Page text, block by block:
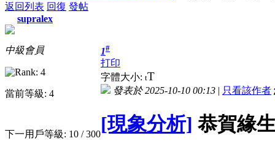
返回列表 回復 發帖
supralex
中級會員
當前等級: 4
下一用戶等級: 10 / 300
1#
打印
字體大小: tT
發表於 2025-10-10 00:13 | 只看該作者
[現象分析] 恭賀緣